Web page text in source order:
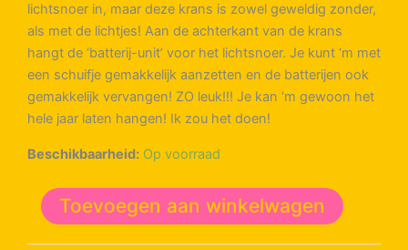
lichtsnoer in, maar deze krans is zowel geweldig zonder,
als met de lichtjes! Aan de achterkant van de krans
hangt de ‘batterij-unit’ voor het lichtsnoer. Je kunt ‘m met
een schuifje gemakkelijk aanzetten en de batterijen ook
gemakkelijk vervangen! ZO leuk!!! Je kan ‘m gewoon het
hele jaar laten hangen! Ik zou het doen!
Beschikbaarheid: Op voorraad
Miss
Piggy Toevoegen aan winkelwagen